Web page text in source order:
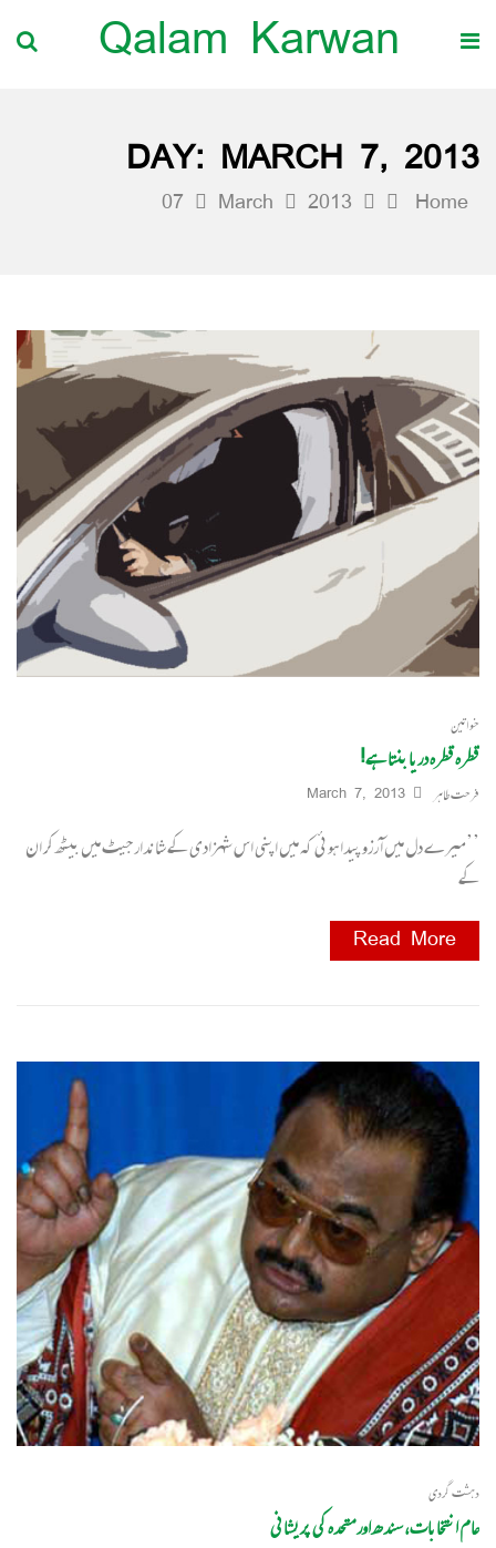
Qalam Karwan
DAY: MARCH 7, 2013
Home
2013
March
07
خواتین
قطرہ قطرہ دریا بنتا ہے!
فرحت طاہر March 7, 2013
’’میرے دل میں آ رزو پیدا ہوئی کہ میں اپنی اس شہزادی کے شاندار جیٹ میں بیٹھ کر ان
کے
Read More
دہشت گردی
عام انتخابات، سندھ اور متحدہ کی پریشانی